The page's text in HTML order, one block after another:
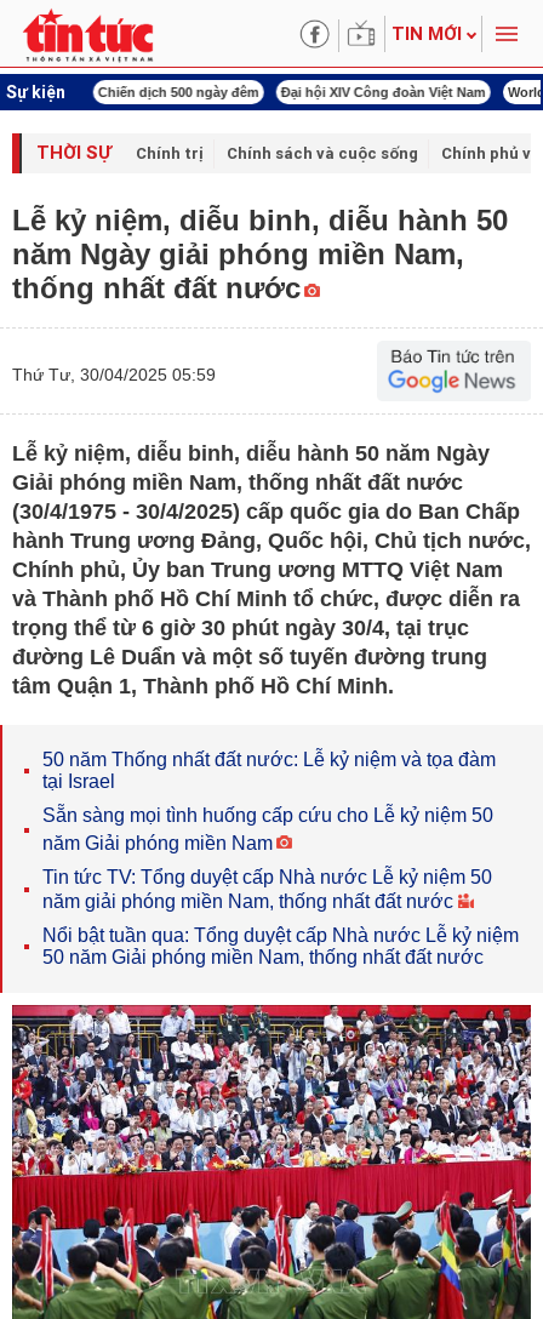
TIN MỚI
Sự kiện
mạng Chiến dịch 500 ngày đêm Đại hội XIV Công đoàn Việt Nam
THỜI SỰ Chính trị Chính sách và cuộc sống Chính phủ
Lễ kỷ niệm, diễu binh, diễu hành 50
năm Ngày giải phóng miền Nam,
thống nhất đất nước
Thứ Tư, 30/04/2025 05:59
Lễ kỷ niệm, diễu binh, diễu hành 50 năm Ngày
Giải phóng miền Nam, thống nhất đất nước
(30/4/1975 - 30/4/2025) cấp quốc gia do Ban Chấp
hành Trung ương Đảng, Quốc hội, Chủ tịch nước,
Chính phủ, Ủy ban Trung ương MTTQ Việt Nam
và Thành phố Hồ Chí Minh tổ chức, được diễn ra
trọng thể từ 6 giờ 30 phút ngày 30/4, tại trục
đường Lê Duẩn và một số tuyến đường trung
tâm Quận 1, Thành phố Hồ Chí Minh.
50 năm Thống nhất đất nước: Lễ kỷ niệm và tọa đàm
tại Israel
Sẵn sàng mọi tình huống cấp cứu cho Lễ kỷ niệm 50
năm Giải phóng miền Nam
Tin tức TV: Tổng duyệt cấp Nhà nước Lễ kỷ niệm 50
năm giải phóng miền Nam, thống nhất đất nước
Nổi bật tuần qua: Tổng duyệt cấp Nhà nước Lễ kỷ niệm
50 năm Giải phóng miền Nam, thống nhất đất nước